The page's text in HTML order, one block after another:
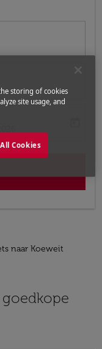
naar Koeweit
storing of cookies
site usage, and
Cookies